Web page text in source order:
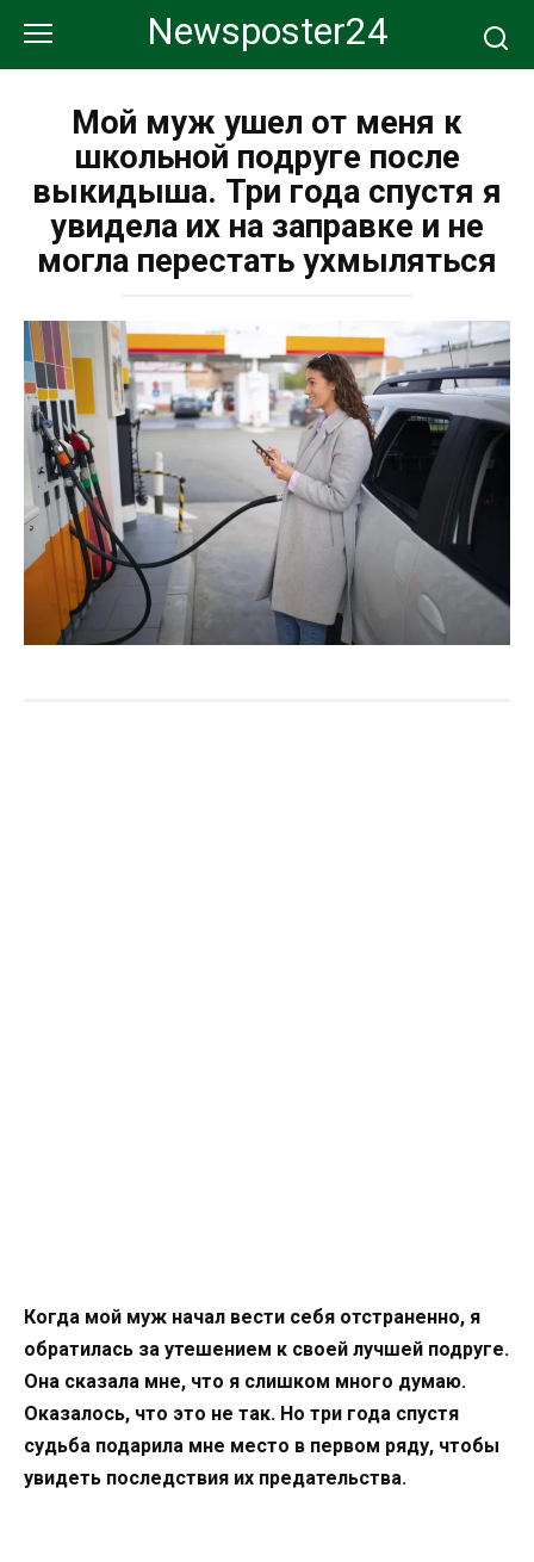
контенту
Newsposter24
Мой муж ушел от меня к
школьной подруге после
выкидыша. Три года спустя я
увидела их на заправке и не
могла перестать ухмыляться
Когда мой муж начал вести себя отстраненно, я
обратилась за утешением к своей лучшей подруге.
Она сказала мне, что я слишком много думаю.
Оказалось, что это не так. Но три года спустя
судьба подарила мне место в первом ряду, чтобы
увидеть последствия их предательства.